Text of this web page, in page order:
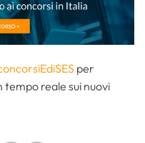
per
reale sui nuovi